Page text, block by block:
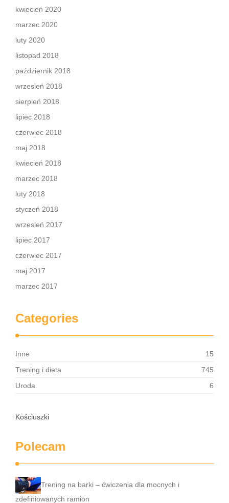
kwiecień 2020
marzec 2020
luty 2020
listopad 2018
październik 2018
wrzesień 2018
sierpień 2018
lipiec 2018
czerwiec 2018
maj 2018
kwiecień 2018
marzec 2018
luty 2018
styczeń 2018
wrzesień 2017
lipiec 2017
czerwiec 2017
maj 2017
marzec 2017
Categories
Inne
15
Trening i dieta
745
Uroda
6
Kościuszki
Polecam
Trening na barki – ćwiczenia dla mocnych i
zdefiniowanych ramion